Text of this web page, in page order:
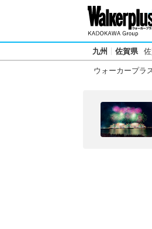
九州 佐賀県
ウォーカープラ